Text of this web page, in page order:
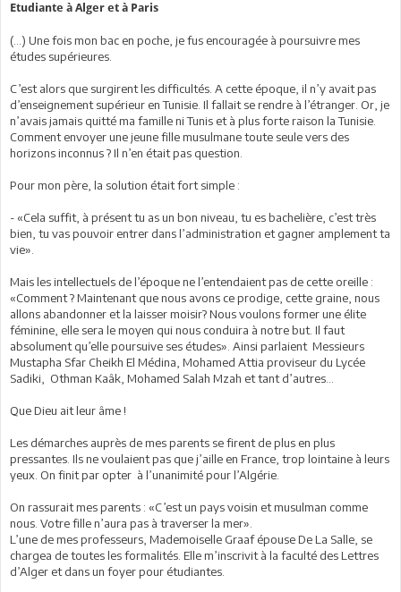
Etudiante à Alger et à Paris
(…) Une fois mon bac en poche, je fus encouragée à poursuivre mes
études supérieures.
C’est alors que surgirent les difficultés. A cette époque, il n’y avait pas
d’enseignement supérieur en Tunisie. Il fallait se rendre à l’étranger. Or, je
n’avais jamais quitté ma famille ni Tunis et à plus forte raison la Tunisie.
Comment envoyer une jeune fille musulmane toute seule vers des
horizons inconnus ? Il n’en était pas question.
Pour mon père, la solution était fort simple :
- «Cela suffit, à présent tu as un bon niveau, tu es bachelière, c’est très
bien, tu vas pouvoir entrer dans l’administration et gagner amplement ta
vie».
Mais les intellectuels de l’époque ne l’entendaient pas de cette oreille :
«Comment ? Maintenant que nous avons ce prodige, cette graine, nous
allons abandonner et la laisser moisir? Nous voulons former une élite
féminine, elle sera le moyen qui nous conduira à notre but. Il faut
absolument qu’elle poursuive ses études». Ainsi parlaient Messieurs
Mustapha Sfar Cheikh El Médina, Mohamed Attia proviseur du Lycée
Sadiki, Othman Kaâk, Mohamed Salah Mzah et tant d’autres...
Que Dieu ait leur âme !
Les démarches auprès de mes parents se firent de plus en plus
pressantes. Ils ne voulaient pas que j’aille en France, trop lointaine à leurs
yeux. On finit par opter à l’unanimité pour l’Algérie.
On rassurait mes parents : «C’est un pays voisin et musulman comme
nous. Votre fille n’aura pas à traverser la mer».
L’une de mes professeurs, Mademoiselle Graaf épouse De La Salle, se
chargea de toutes les formalités. Elle m’inscrivit à la faculté des Lettres
d’Alger et dans un foyer pour étudiantes.